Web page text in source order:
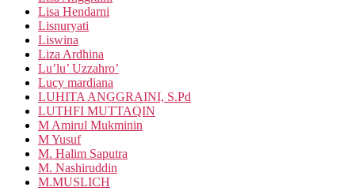
Lisa Hendarni
Lisnuryati
Liswina
Liza Ardhina
Lu’lu’ Uzzahro’
Lucy mardiana
LUHITA ANGGRAINI, S.Pd
LUTHFI MUTTAQIN
M Amirul Mukminin
M Yusuf
M. Halim Saputra
M. Nashiruddin
M.MUSLICH